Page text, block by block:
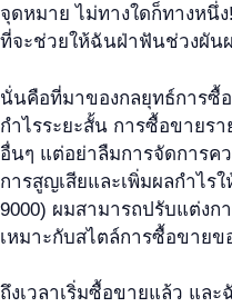
จุดหมาย ไม่ทางใดก็ทางหนึ่
ที่จะช่วยให้ฉันฝ่าฟันช่วงผัน
นั่นคือที่มาของกลยุทธ์การซื้อ
กำไรระยะสั้น การซื้อขายร
อื่นๆ แต่อย่าลืมการจัดการค
การสูญเสียและเพิ่มผลกำไร
9000) ผมสามารถปรับแต่งก
เหมาะกับสไตล์การซื้อขายข
ถึงเวลาเริ่มซื้อขายแล้ว แล